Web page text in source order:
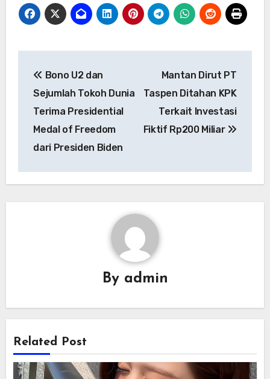
pos
Bono U2 dan
Sejumlah Tokoh Dunia
Terima Presidential
Medal of Freedom
dari Presiden Biden
Mantan Dirut PT
Taspen Ditahan KPK
Terkait Investasi
Fiktif Rp200 Miliar
By admin
Related Post